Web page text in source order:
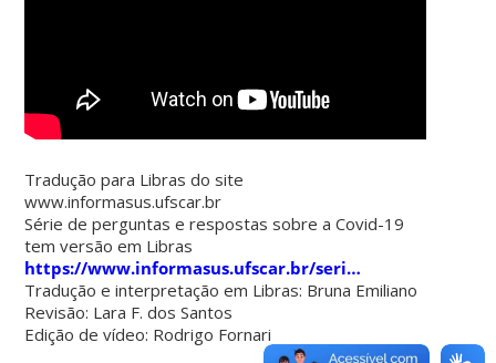
Tradução para Libras do site
www.informasus.ufscar.br
Série de perguntas e respostas sobre a Covid-19
tem versão em Libras
https://www.informasus.ufscar.br/seri…
Tradução e interpretação em Libras: Bruna Emiliano
Revisão: Lara F. dos Santos
Edição de vídeo: Rodrigo Fornari